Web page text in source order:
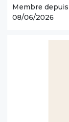
Membre depuis
08/06/2026